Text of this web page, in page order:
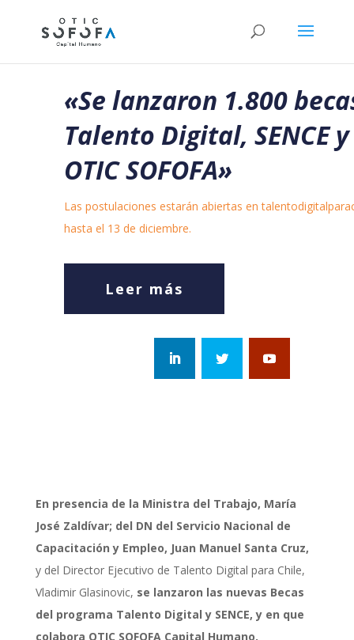
«Se lanzaron 1.800
Talento Digital, SENCE y
OTIC SOFOFA»
Las postulaciones estarán abiertas en
hasta el 13 de diciembre.
Leer más
En presencia de la Ministra del Trabajo, María
José Zaldívar; del DN del Servicio Nacional de
Capacitación y Empleo, Juan Manuel Santa Cruz,
y del Director Ejecutivo de Talento Digital para Chile,
Vladimir Glasinovic, se lanzaron las nuevas Becas
del programa Talento Digital y SENCE, y en que
colabora OTIC SOFOFA Capital Humano.